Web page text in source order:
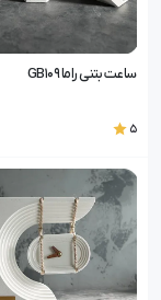
ساعت بتنی راما GB109
5